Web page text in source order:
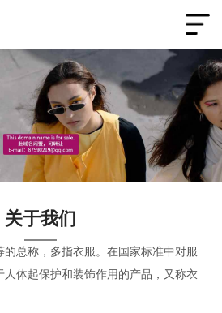
关于我们
的总称，多指衣服。在国家标准中对服
体起保护和装饰作用的产品，又称衣